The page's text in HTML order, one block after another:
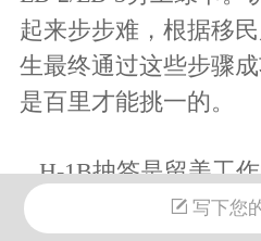
起来步步难，根据移
生最终通过这些步骤
是百里才能挑一的。
H-1B抽签是留美工作
这个门槛就要淘汰掉
写下您